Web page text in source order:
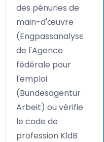
des pénuries de
main-d'œuvre
(Engpassanalyse)
de l'Agence
fédérale pour
l'emploi
(Bundesagentur für
Arbeit) ou vérifiez
le code de
profession KldB